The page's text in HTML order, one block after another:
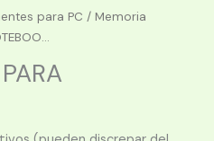
para PC / Memoria